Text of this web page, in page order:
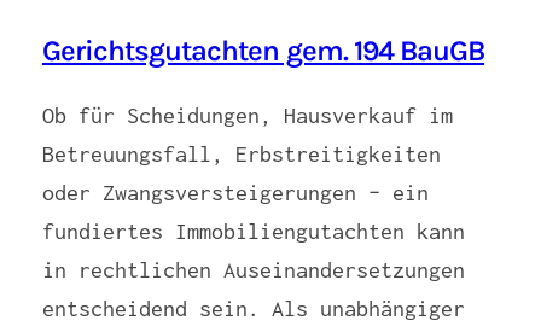
Gerichtsgutachten gem. 194 BauGB
Ob für Scheidungen, Hausverkauf im
Betreuungsfall, Erbstreitigkeiten
oder Zwangsversteigerungen – ein
fundiertes Immobiliengutachten kann
in rechtlichen Auseinandersetzungen
entscheidend sein. Als unabhängiger